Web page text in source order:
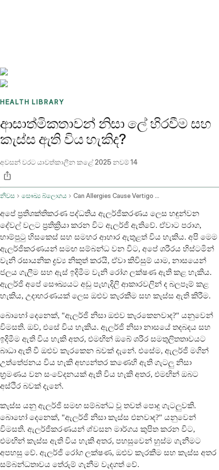
HEALTH LIBRARY
ආසාත්මිකතාවන් නිසා ලේ හිරවීම සහ
කැස්ස ඇති විය හැකිද?
අවසන් වරට යාවත්කාලීන කළේ2025 නවම් 14
නිවස සෞඛ්‍ය බ්ලොගය Can Allergies Cause Vertigo And Cough
අපේ ප්‍රතිශක්තිකරණ පද්ධතිය ඇලර්ජිකරණය ලෙස හඳුන්වන
දේවල් වලට ප්‍රතික්‍රියා කරන විට ඇලර්ජි ඇතිවේ. ඒවාට පරාග,
හාම්පුටු හිසකෙස් සහ සමහර ආහාර ඇතුළත් විය හැකිය. අපි මෙම
ඇලර්ජිකරණයන් සමඟ සම්බන්ධ වන විට, අපේ ශරීරය හිස්ටමින්
වැනි රසායනික ද්‍රව්‍ය නිකුත් කරයි, ඒවා කිවිසුම් යාම, නාසයෙන්
ජලය ගැලීම සහ ඇස් ඉදිමීම වැනි රෝග ලක්ෂණ ඇති කළ හැකිය.
ඇලර්ජි අපේ සෞඛ්‍යයට අඩු පැහැදිලි ආකාරවලින් ද බලපෑම් කළ
හැකිය, උදාහරණයක් ලෙස ඔළුව කැරකීම සහ කැස්ස ඇති කිරීම.
බොහෝ දෙනෙක්, "ඇලර්ජි නිසා ඔළුව කැරකෙනවාද?" යනුවෙන්
විමසති. ඔව්, එසේ විය හැකිය. ඇලර්ජි නිසා නාසයේ තදබදය සහ
ඉදිමීම ඇති විය හැකි අතර, එමඟින් ඔබේ ශරීර සමතුලිතතාවයට
බාධා ඇති වී ඔළුව කැරකෙන බවක් දැනේ. එසේම, ඇලර්ජි මගින්
උත්තේජනය විය හැකි අභ්‍යන්තර කණෙහි ඇති ගැටලු නිසා
භ්‍රමණය වන සංවේදනයක් ඇති විය හැකි අතර, එමඟින් ඔබට
අස්ථිර බවක් දැනේ.
කැස්ස යනු ඇලර්ජි සමඟ සම්බන්ධ වූ තවත් පොදු ගැටලුවකි.
බොහෝ දෙනෙක්, "ඇලර්ජි නිසා කැස්ස එනවාද?" යනුවෙන්
විමසති. ඇලර්ජිකරණයන් ශ්වසන මාර්ගය කුපිත කරන විට,
එමඟින් කැස්ස ඇති විය හැකි අතර, පහසුවෙන් හුස්ම ගැනීමට
අපහසු වේ. ඇලර්ජි රෝග ලක්ෂණ, ඔළුව කැරකීම සහ කැස්ස අතර
සම්බන්ධතාවය තේරුම් ගැනීම වැදගත් වේ.